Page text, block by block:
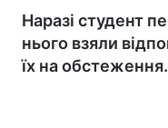
Наразі студент
нього взяли
їх на обстеження.